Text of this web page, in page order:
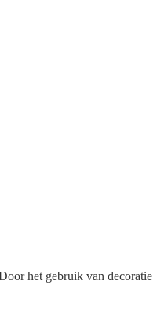
het gebruik van decoratie